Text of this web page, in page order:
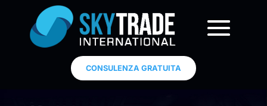
CONSULENZA GRATUITA